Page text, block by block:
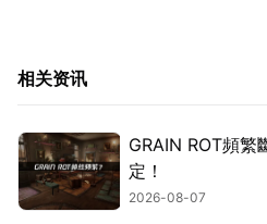
相关资讯
GRAIN ROT頻繁
定！
2026-08-07